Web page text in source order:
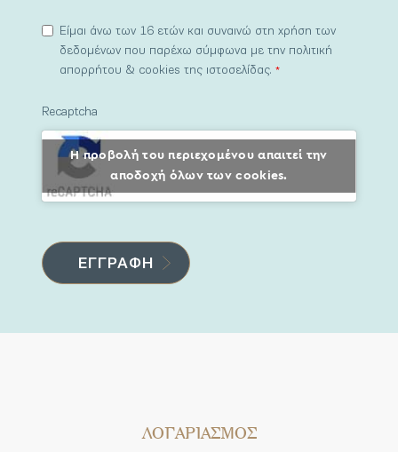
Είμαι άνω των 16 ετών και συναινώ στη χρήση των
δεδομένων που παρέχω σύμφωνα με την πολιτική
απορρήτου & cookies της ιστοσελίδας.*
Recaptcha
Η προβολή του περιεχομένου απαιτεί την
αποδοχή όλων των cookies.
ΛΟΓΑΡΙΑΣΜΟΣ